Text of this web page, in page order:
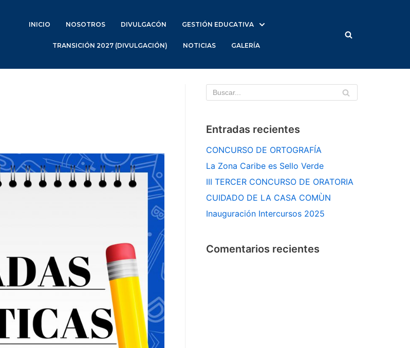
INICIO NOSOTROS DIVULGACÓN GESTIÓN EDUCATIVA
TRANSICIÓN 2027 (DIVULGACIÓN) NOTICIAS GALERÍA
Entradas recientes
CONCURSO DE ORTOGRAFÍA
La Zona Caribe es Sello Verde
III TERCER CONCURSO DE ORATORIA
CUIDADO DE LA CASA COMÙN
Inauguración Intercursos 2025
Comentarios recientes